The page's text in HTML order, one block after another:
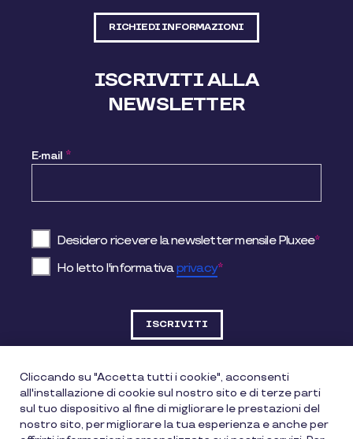
RICHIEDI INFORMAZIONI
ISCRIVITI ALLA
NEWSLETTER
E-mail *
Desidero ricevere la newsletter mensile Pluxee*
Ho letto l'informativaprivacy*
DATI SOCIETARI
Cliccando su "Accetta tutti i cookie", acconsenti
all'installazione di cookie sul nostro sito e di terze parti
sul tuo dispositivo al fine di migliorare le prestazioni del
nostro sito, per migliorare la tua esperienza e anche per